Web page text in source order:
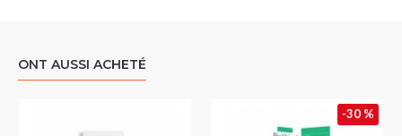
ONT AUSSI ACHETÉ
-30 %